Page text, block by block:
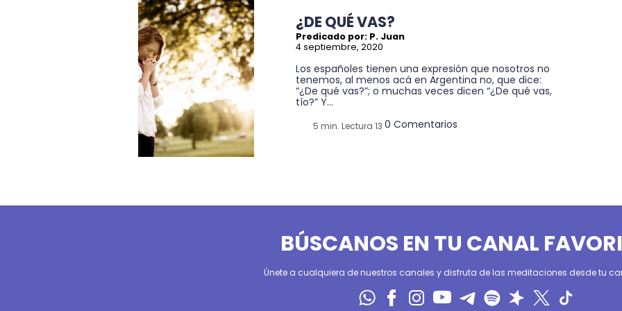
¿DE QUÉ VAS?
Predicado por: P. Juan
4 septiembre, 2020
Los españoles tienen una expresión que nosotros no
tenemos, al menos acá en Argentina no, que dice:
“¿De qué vas?”; o muchas veces dicen “¿De qué vas,
tío?” Y...
5 min. Lectura 13 0 Comentarios
BÚSCANOS EN TU CANAL
Únete a cualquiera de nuestros canales y disfruta de las meditaciones desde tu